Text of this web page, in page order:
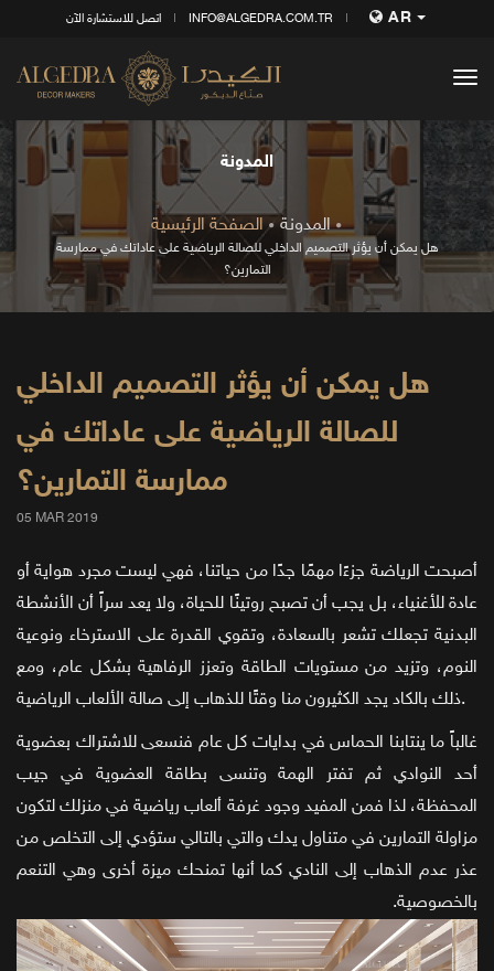
اتصل للاستشارة الآن INFO@ALGEDRA.COM.TR AR
المدونة
الصفحة الرئيسية المدونة
هل يمكن أن يؤثر التصميم الداخلي للصالة الرياضية على عاداتك في ممارسة
التمارين؟
هل يمكن أن يؤثر التصميم الداخلي
للصالة الرياضية على عاداتك في
ممارسة التمارين؟
05 MAR 2019
أصبحت الرياضة جزءًا مهمًا جدًا من حياتنا، فهي ليست مجرد هواية أو
عادة للأغنياء، بل يجب أن تصبح روتينًا للحياة، ولا يعد سراً أن الأنشطة
البدنية تجعلك تشعر بالسعادة، وتقوي القدرة على الاسترخاء ونوعية
النوم، وتزيد من مستويات الطاقة وتعزز الرفاهية بشكل عام، ومع
ذلك بالكاد يجد الكثيرون منا وقتًا للذهاب إلى صالة الألعاب الرياضية.
غالباً ما ينتابنا الحماس في بدايات كل عام فنسعى للاشتراك بعضوية
أحد النوادي ثم تفتر الهمة وتنسى بطاقة العضوية في جيب
المحفظة، لذا فمن المفيد وجود غرفة ألعاب رياضية في منزلك لتكون
مزاولة التمارين في متناول يدك والتي بالتالي ستؤدي إلى التخلص من
عذر عدم الذهاب إلى النادي كما أنها تمنحك ميزة أخرى وهي التنعم
بالخصوصية.